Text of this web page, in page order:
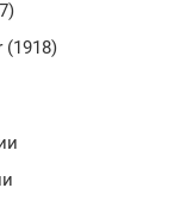
(1918)